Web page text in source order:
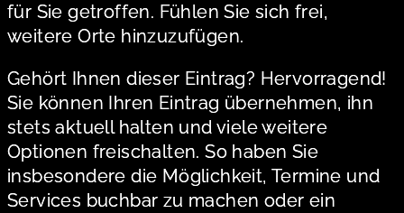
für Sie getroffen. Fühlen Sie sich frei,
weitere Orte hinzuzufügen.
Gehört Ihnen dieser Eintrag? Hervorragend!
Sie können Ihren Eintrag übernehmen, ihn
stets aktuell halten und viele weitere
Optionen freischalten. So haben Sie
insbesondere die Möglichkeit, Termine und
Services buchbar zu machen oder ein